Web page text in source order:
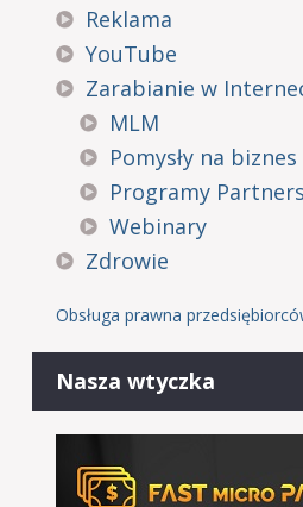
Reklama
YouTube
Zarabianie w
MLM
Pomysły na biznes
Programy
Webinary
Zdrowie
Obsługa prawna
Nasza wtyczka